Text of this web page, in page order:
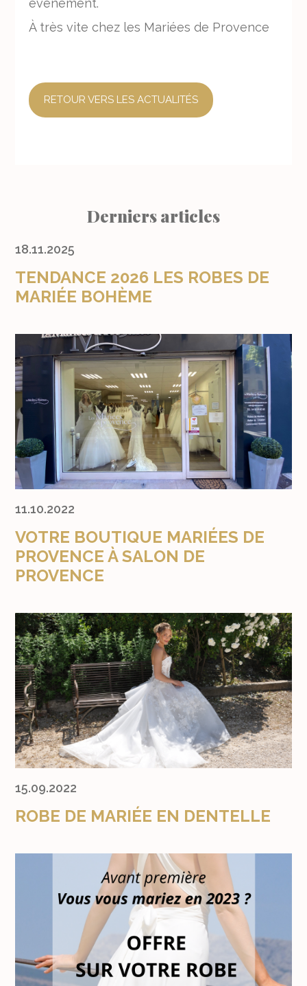
événement.
À très vite chez les Mariées de Provence
RETOUR VERS LES ACTUALITÉS
Derniers articles
18.11.2025
TENDANCE 2026 LES ROBES DE
MARIÉE BOHÈME
11.10.2022
VOTRE BOUTIQUE MARIÉES DE
PROVENCE À SALON DE
PROVENCE
15.09.2022
ROBE DE MARIÉE EN DENTELLE